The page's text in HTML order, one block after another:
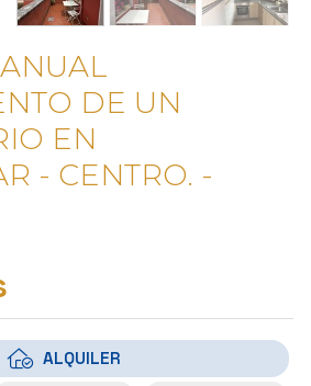
DE UN
EN
- CENTRO. -
ALQUILER